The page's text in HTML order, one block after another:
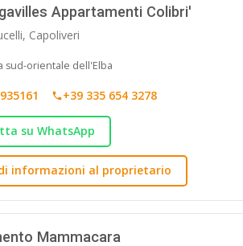
Appartamenti Colibri'
Capoliveri
sud-orientale dell'Elba
+39 335 654 3278
su WhatsApp
informazioni al proprietario
Mammacara